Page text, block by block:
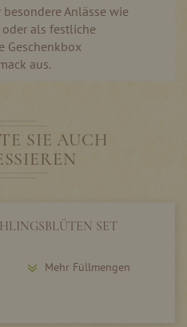
Anlässe wie
als festliche
Geschenkbox
aus.
SIE AUCH
SET
Mehr Füllmengen